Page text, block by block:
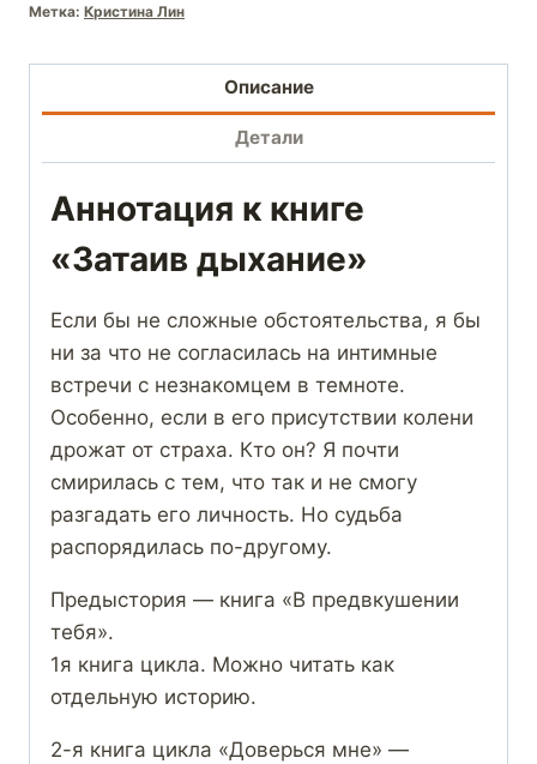
Метка: Кристина Лин
Описание
Детали
Аннотация к книге
«Затаив дыхание»
Если бы не сложные обстоятельства, я бы
ни за что не согласилась на интимные
встречи с незнакомцем в темноте.
Особенно, если в его присутствии колени
дрожат от страха. Кто он? Я почти
смирилась с тем, что так и не смогу
разгадать его личность. Но судьба
распорядилась по-другому.
Предыстория — книга «В предвкушении
тебя».
1я книга цикла. Можно читать как
отдельную историю.
2-я книга цикла «Доверься мне» —